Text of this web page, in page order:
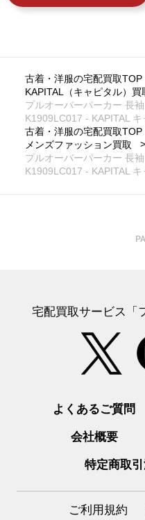
古着・洋服の宅配買取TOP
KAPITAL（キャピタル）買
プルオーバーパーカー 長
K1909LC017 - KAPITAL キ
古着・洋服の宅配買取TOP
メンズファッション買取
プルオーバーパーカー 長
K1909LC017 - KAPITAL キ
宅配買取サービス「
よくあるご質問
会社概要
特定商取
ご利用規約